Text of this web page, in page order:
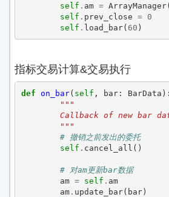
self . am = ArrayManager
self . prev_close =
0
self . load_bar( 60 )
指标交易计算&交易执行
def on_bar( self , bar: BarData ):
"""
Callback of new bar
        """
# 撤销之前发出的委托
self . cancel_all ()
# 对am更新bar数据
am = self . am
am. update_bar( bar)